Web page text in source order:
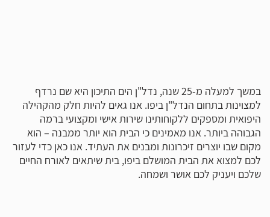
במשך למעלה מ-25 שנה, נדל"ן הים התיכון היא שם נרדף
למצוינות בתחום הנדל"ן ביפו. אנו גאים להיות חלק מהקהילה
היפואית ומספקים ללקוחותינו שירות אישי ומקצועי ברמה
הגבוהה ביותר. אנו מאמינים כי הבית הוא יותר ממבנה – הוא
מקום שבו יוצרים זיכרונות ומבנים את העתיד. אנו כאן כדי לעזור
לכם למצוא את הבית המושלם ביפו, בית שיתאים לאורח החיים
שלכם ויעניק לכם אושר ושמחה.